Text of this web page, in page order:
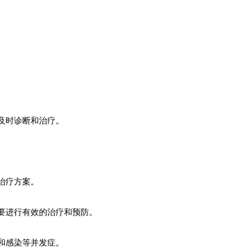
诊断和治疗。
方案。
行有效的治疗和预防。
染等并发症。